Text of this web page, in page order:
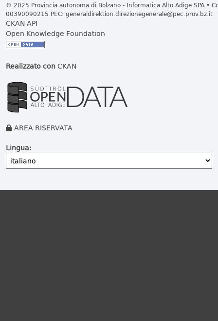
© 2025 Provincia autonoma di Bolzano - Informatica Alto Adige SPA •
00390090215 PEC: generaldirektion.direzionegenerale@pec.prov.bz.it
CKAN API
Open Knowledge Foundation
Realizzato conCKAN
AREA RISERVATA
Lingua